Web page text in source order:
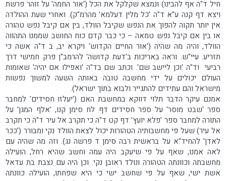
חיל ד"ה אף להבינו) ונמצא שקלקל את הכל ('אור החמה' על זוהר פרשת
ויצא דף קנה ע"א ד"ה 'כל מלין דעלמא' מהרמ"ק). ואחרי שעת ההולדה
אין יותר תקוה להפוך את הנפש שקיבל הוולד, בין אם קיבל נפש טהורה
או בין אם קיבל נפש טמאה – כי כבר קדם כוח החושב שממנו התהווה
הוולד, והיה מה שהיה ('אור החיים הקדוש' ויקרא יב, ב ד"ה אשה כי
תזריע. עיי"ש. וראה באריכות ב'דעת קדושה' להרמב"ן פרק חמישי דרך
רביעי וד"ה 'וכן ליישב שם'. וכתב שם בד"ה 'ואפילו אם יהיה' שאומות
העולם יכולים על ידי מחשבה טובה באותה השעה למשוך נפשות
מישראל והם עתידים להתגייר ולבוא בתוך ישראל).
אמנם עיקר הדבר תלוי דווקא במחשבת האם ('יעלזו חסידים' למחבר
ספר 'שבט מוסר' על ספר חסידים דף לח סימן קנו, 'אלף המגן' על
התורה למחבר ספר 'פלא יועץ' דף קט ד"ה כי תקרב אל עיר ד"ה כי תקרב
אל עיר) שעל פי מחשבותיה הטהורות יכול לצאת הוולד נקי ומבורר ('ככר
לאדן' להחיד"א על בראשית רבה סימן ד פרשה נג). וזה מה שהיה עם
לאה אמנו, שאף על פי שיעקב היה עמה וחשב שהיא רחל, הועילה
מחשבתה וכוונתה הטהורה ונולד ראובן נקי. וכן היה עם נצבת בת עדאל
אשת ישי, שאף על פי שחשב ישי כי היא שפחתו, הועילה כוונתה